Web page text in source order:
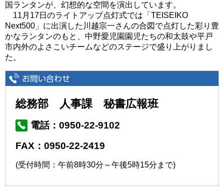
国ランタンが、幻想的な空間を演出しています。
11月17日のライトアップ点灯式では「TEISEIKO
Next500」に出演した川越宗一さんの合図で点灯した彩り豊
かなランタンのもと、中野愛児園園児たちの和太鼓や平戸
市内外のよさこいチームなどのステージで盛り上がりまし
た。
総務部 人事課 秘書広報班
電話：0950-22-9102
FAX：0950-22-2419
(受付時間：午前8時30分～午後5時15分まで)